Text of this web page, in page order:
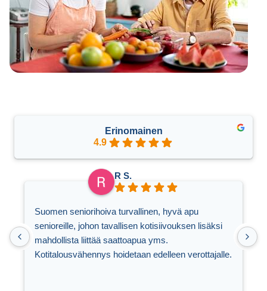
Erinomainen
4.9
R S.
Suomen seniorihoiva turvallinen, hyvä apu
senioreille, johon tavallisen kotisiivouksen lisäksi
mahdollista liittää saattoapua yms.
Kotitalousvähennys hoidetaan edelleen verottajalle.